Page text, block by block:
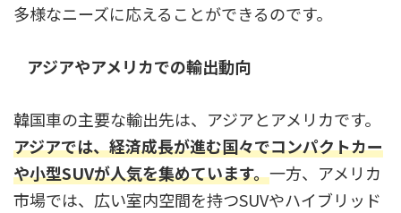
多様なニーズに応えることができるのです。
アジアやアメリカでの輸出動向
韓国車の主要な輸出先は、アジアとアメリカです。
アジアでは、経済成長が進む国々でコンパクトカー
や小型SUVが人気を集めています。一方、アメリカ
市場では、広い室内空間を持つSUVやハイブリッド